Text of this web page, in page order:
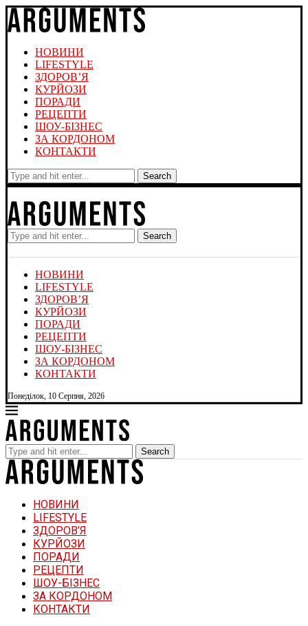
НОВИНИ
LIFESTYLE
ЗДОРОВ’Я
КУРЙОЗИ
ПОРАДИ
РЕЦЕПТИ
ШОУ-БІЗНЕС
ЗА КОРДОНОМ
КОНТАКТИ
Search
Search
НОВИНИ
LIFESTYLE
ЗДОРОВ’Я
КУРЙОЗИ
ПОРАДИ
РЕЦЕПТИ
ШОУ-БІЗНЕС
ЗА КОРДОНОМ
КОНТАКТИ
Понеділок, 10 Серпня, 2026
Search
НОВИНИ
LIFESTYLE
ЗДОРОВ’Я
КУРЙОЗИ
ПОРАДИ
РЕЦЕПТИ
ШОУ-БІЗНЕС
ЗА КОРДОНОМ
КОНТАКТИ